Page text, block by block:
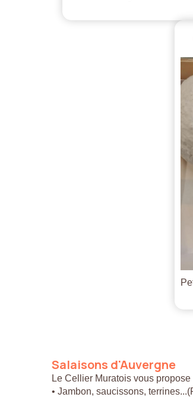
Salaisons d'Auvergne
Le Cellier Muratois vous
• Jambon, saucissons,